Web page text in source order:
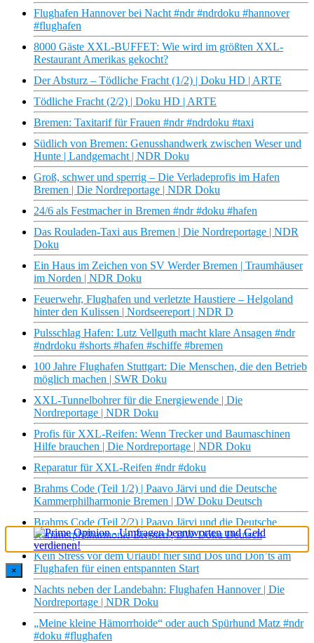
Flughafen Hannover bei Nacht #ndr #ndrdoku #hannover
#flughafen
8000 Gäste XXL-BUFFET: Wie wird im größten XXL-
Restaurant Amerikas gekocht?
Der Absturz – Tödliche Fracht (1/2) | Doku HD | ARTE
Tödliche Fracht (2/2) | Doku HD | ARTE
Bremen: Taxitarif für Frauen #ndr #ndrdoku #taxi
Südlich von Bremen: Genusshandwerk zwischen Weser und
Hunte | Landgemacht | NDR Doku
Groß, schwer und sperrig – Die Verladeprofis im Hafen
Bremen | Die Nordreportage | NDR Doku
24/6 als Festmacher in Bremen #ndr #doku #hafen
Das Rouladen-Taxi aus Bremen | Die Nordreportage | NDR
Doku
Ein Haus im Zeichen von SV Werder Bremen | Traumhäuser
im Norden | NDR Doku
Feuerwehr, Flughafen und verletzte Haustiere – Helgoland
hinter den Kulissen | Nordseereport | NDR D
Pulsschlag Hafen: Lutz Vellguth macht klare Ansagen #ndr
#ndrdoku #shorts #hafen #schiffe #bremen
100 Jahre Flughafen Stuttgart: Die Menschen, die den Betrieb
möglich machen | SWR Doku
XXL-Tunnelbohrer für die Energiewende | Die
Nordreportage | NDR Doku
Profis für XXL-Reifen: Wenn Trecker und Baumaschinen
Hilfe brauchen | Die Nordreportage | NDR Doku
Reparatur für XXL-Reifen #ndr #doku
Brahms Code (Teil 1/2) | Paavo Järvi und die Deutsche
Kammerphilharmonie Bremen | DW Doku Deutsch
Brahms Code (Teil 2/2) | Paavo Järvi und die Deutsche
Kammerphilharmonie Bremen | DW Doku Deutsch
Kein Stress vor dem Urlaub! hier sind Dos und Don’ts am
Flughafen für einen entspannten Start
Nachts neben der Landebahn: Flughafen Hannover | Die
Nordreportage | NDR Doku
„Meine kleine Hämorrhoide“ oder auch Spürhund Matz #ndr
#doku #flughafen
×